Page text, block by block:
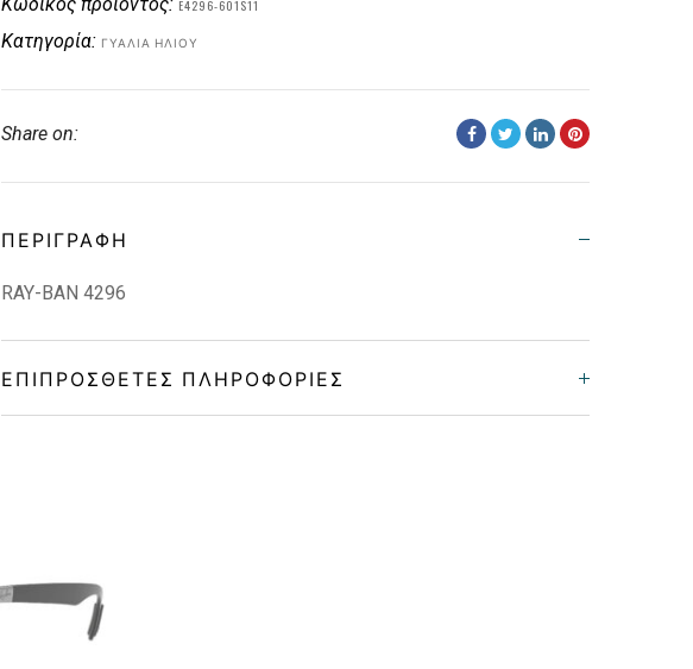
E4296-601S11
Κατηγορία: ΓΥΑΛΙΆ ΗΛΊΟΥ
Share on:
ΠΕΡΙΓΡΑΦΉ
RAY-BAN 4296
ΕΠΙΠΡΌΣΘΕΤΕΣ ΠΛΗΡΟΦΟΡΊΕΣ
Lens Color